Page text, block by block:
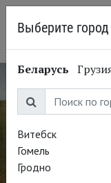
Выберите город
Беларусь
Витебск
Гомель
Гродно